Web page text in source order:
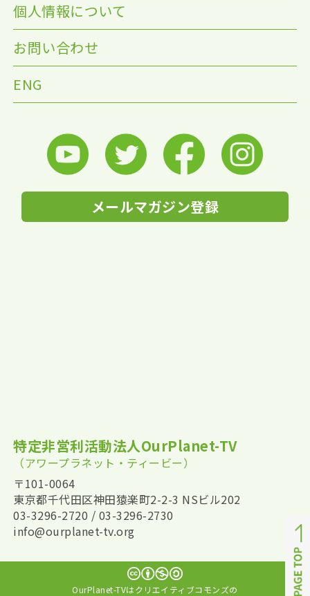
個人情報について
お問い合わせ
ENG
メールマガジン登録
特定非営利活動法人OurPlanet-TV
（アワープラネット・ティービー）
〒101-0064
東京都千代田区神田猿楽町2-2-3 NSビル202
03-3296-2720 / 03-3296-2730
info@ourplanet-tv.org
OurPlanet-TVはクリエイティブコモンズの